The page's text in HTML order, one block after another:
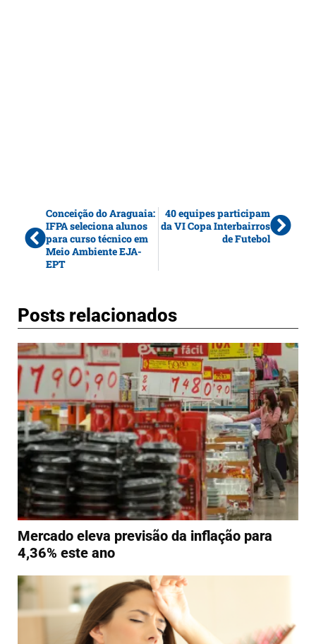
Conceição do Araguaia:
IFPA seleciona alunos
para curso técnico em
Meio Ambiente EJA-
EPT
40 equipes participam
da VI Copa Interbairros
de Futebol
Posts relacionados
Mercado eleva previsão da inflação para
4,36% este ano